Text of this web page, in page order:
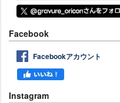
Facebook
Facebookアカウント
Instagram